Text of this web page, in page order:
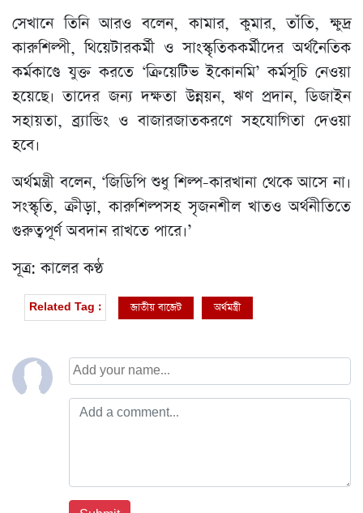
সেখানে তিনি আরও বলেন, কামার, কুমার, তাঁতি, ক্ষুদ্র
কারুশিল্পী, থিয়েটারকর্মী ও সাংস্কৃতিককর্মীদের অর্থনৈতিক
কর্মকাণ্ডে যুক্ত করতে ‘ক্রিয়েটিভ ইকোনমি’ কর্মসূচি নেওয়া
হয়েছে। তাদের জন্য দক্ষতা উন্নয়ন, ঋণ প্রদান, ডিজাইন
সহায়তা, ব্র্যান্ডিং ও বাজারজাতকরণে সহযোগিতা দেওয়া
হবে।
অর্থমন্ত্রী বলেন, ‘জিডিপি শুধু শিল্প-কারখানা থেকে আসে না।
সংস্কৃতি, ক্রীড়া, কারুশিল্পসহ সৃজনশীল খাতও অর্থনীতিতে
গুরুত্বপূর্ণ অবদান রাখতে পারে।’
সূত্র: কালের কণ্ঠ
Related Tag : জাতীয় বাজেট অর্থমন্ত্রী